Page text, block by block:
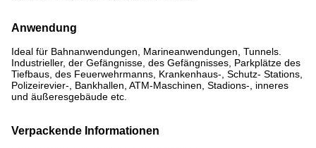
Anwendung
Ideal für Bahnanwendungen, Marineanwendungen, Tunnels.
Industrieller, der Gefängnisse, des Gefängnisses, Parkplätze des
Tiefbaus, des Feuerwehrmanns, Krankenhaus-, Schutz- Stations,
Polizeirevier-, Bankhallen, ATM-Maschinen, Stadions-, inneres
und äußeresgebäude etc.
Verpackende Informationen